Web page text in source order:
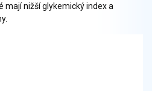
mají nižší glykemický index a